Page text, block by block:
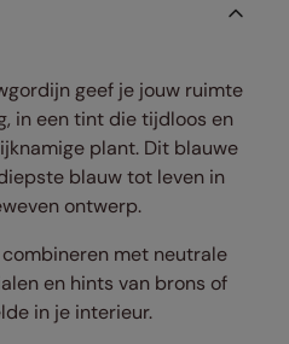
geef je jouw ruimte
in een tint die tijdloos en
plant. Dit blauwe
blauw tot leven in
ontwerp.
met neutrale
en hints van brons of
in je interieur.